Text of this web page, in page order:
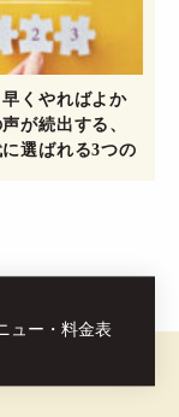
早くやればよか
が続出する、
選ばれる3つの
ュー・料金表